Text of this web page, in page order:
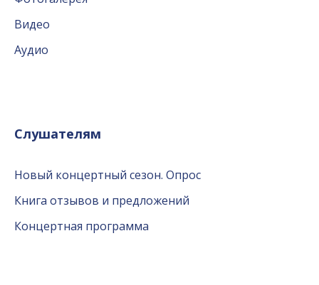
Видео
Аудио
Слушателям
Новый концертный сезон. Опрос
Книга отзывов и предложений
Концертная программа